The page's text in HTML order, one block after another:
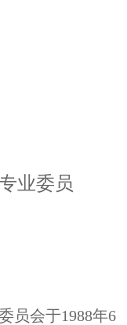
业委员
员会于1988年6